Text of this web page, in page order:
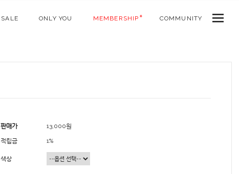
SALE ONLY YOU MEMBERSHIP COMMUNITY
판매가 13,000원
적립금 1%
색상